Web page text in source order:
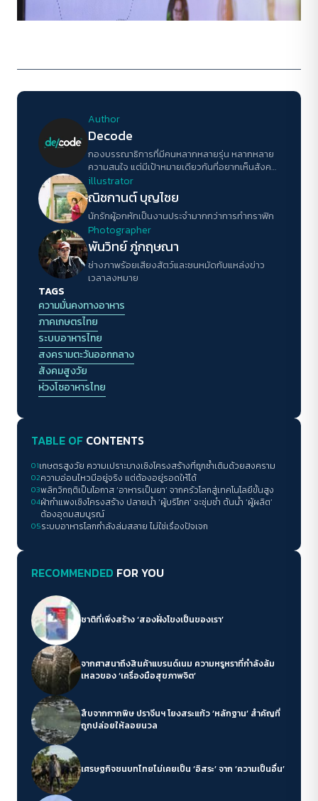
Author
Decode
กองบรรณาธิการที่มีคนหลากหลายรุ่น หลากหลาย
ความสนใจ แต่มีเป้าหมายเดียวกันที่อยากเห็นสังคม
ดีขึ้น
illustrator
ณิชกานต์ บุญไชย
นักรักผู้อกหักเป็นงานประจำมากกว่าการทำกราฟิก
Photographer
พันวิทย์ ภู่กฤษณา
ช่างภาพร้อยเสียงสัตว์และชนหมัดกับแหล่งข่าว
เวลาลงหมาย
TAGS
ความมั่นคงทางอาหาร
ภาคเกษตรไทย
ระบบอาหารไทย
สงครามตะวันออกกลาง
สังคมสูงวัย
ห่วงโซอาหารไทย
TABLE OF CONTENTS
01เกษตรสูงวัย ความเปราะบางเชิงโครงสร้างที่ถูกซ้ำเติมด้วยสงคราม
02ความอ่อนไหวมีอยู่จริง แต่ต้องอยู่รอดให้ได้
03พลิกวิกฤติเป็นโอกาส ‘อาหารเป็นยา’ จากครัวโลกสู่เทคโนโลยีขั้นสูง
04ฝ่ากำแพงเชิงโครงสร้าง ปลายน้ำ ‘ผู้บริโภค’ จะชุ่มช่ำ ต้นน้ำ ‘ผู้ผลิต’
ต้องอุดมสมบูรณ์
05ระบบอาหารโลกกำลังล่มสลาย ไม่ใช่เรื่องปัจเจก
RECOMMENDED FOR YOU
ชาติที่เพิ่งสร้าง ‘สองฝั่งโขงเป็นของเรา’
จากศาสนาถึงสินค้าแบรนด์เนม ความหรูหราที่กำลังล้ม
เหลวของ ‘เครื่องมือสุขภาพจิต’
สืบจากกากพิษ ปราจีนฯ โยงสระแก้ว ‘หลักฐาน’ สำคัญที่
ถูกปล่อยให้ลอยนวล
เศรษฐกิจชนบทไทยไม่เคยเป็น ‘อิสระ’ จาก ‘ความเป็นอื่น’